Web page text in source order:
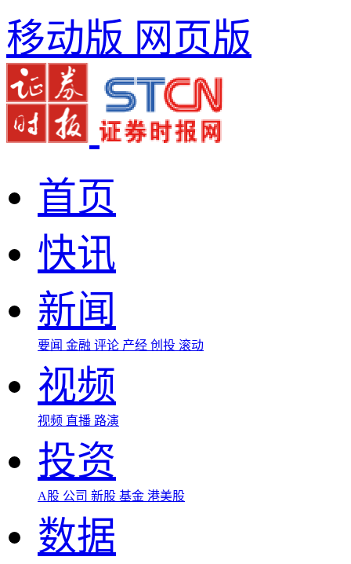
移动版 网页版
首页
快讯
新闻
要闻 金融 评论 产经 创投 滚动
视频
视频 直播 路演
投资
A股 公司 新股 基金 港美股
数据